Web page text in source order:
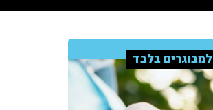
למבוגרים בלבד